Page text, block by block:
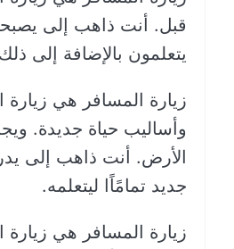
قبل. أنت ذاهب إلى
يتعلمون بالإضافة إلى
زيارة المسافر هي
وأساليب حياة جديدة.
الأرض. أنت ذاهب إلى
جديد تمامًاًا ليتعلمه.
زيارة المسافر هي زيارة